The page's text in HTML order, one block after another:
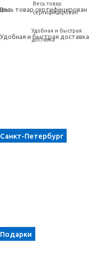
Весь товар
сертифицирован
Удобная и быстрая
доставка
Санкт-Петербург
Подарки